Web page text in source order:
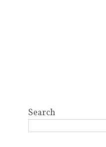
Search